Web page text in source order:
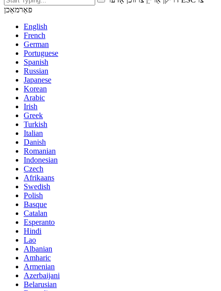
פאַרמאַכן
English
French
German
Portuguese
Spanish
Russian
Japanese
Korean
Arabic
Irish
Greek
Turkish
Italian
Danish
Romanian
Indonesian
Czech
Afrikaans
Swedish
Polish
Basque
Catalan
Esperanto
Hindi
Lao
Albanian
Amharic
Armenian
Azerbaijani
Belarusian